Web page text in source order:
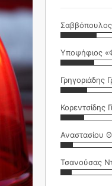
Αναστασίου
Τσανούσας